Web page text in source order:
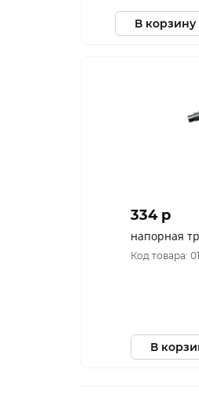
В корзину
334 p
напорная
Код товара:
В